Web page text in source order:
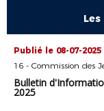
Publié le 08-07-2025
16 - Commission des
Bulletin
2025